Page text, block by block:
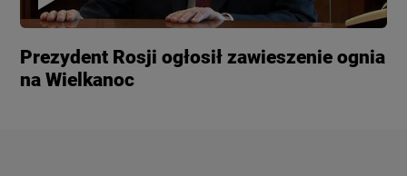
Prezydent Rosji ogłosił zawieszenie ognia
na Wielkanoc